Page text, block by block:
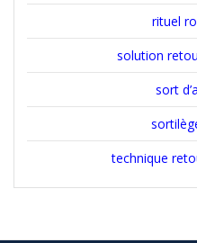
rituel
solution
sort
technique